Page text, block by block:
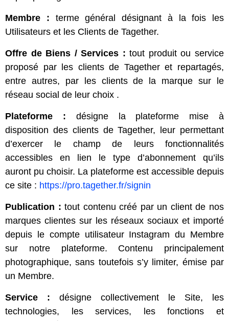
Membre : terme général désignant à la fois les
Utilisateurs et les Clients de Tagether.
Offre de Biens / Services :tout produit ou service
proposé par les clients de Tagether et repartagés,
entre autres, par les clients de la marque sur le
réseau social de leur choix .
Plateforme : désigne la plateforme mise à
disposition des clients de Tagether, leur permettant
d’exercer le champ de leurs fonctionnalités
accessibles en lien le type d’abonnement qu’ils
auront pu choisir. La plateforme est accessible depuis
ce site : https://pro.tagether.fr/signin
Publication : tout contenu créé par un client de nos
marques clientes sur les réseaux sociaux et importé
depuis le compte utilisateur Instagram du Membre
sur notre plateforme. Contenu principalement
photographique, sans toutefois s’y limiter, émise par
un Membre.
Service : désigne collectivement le Site, les
technologies, les services, les fonctions et